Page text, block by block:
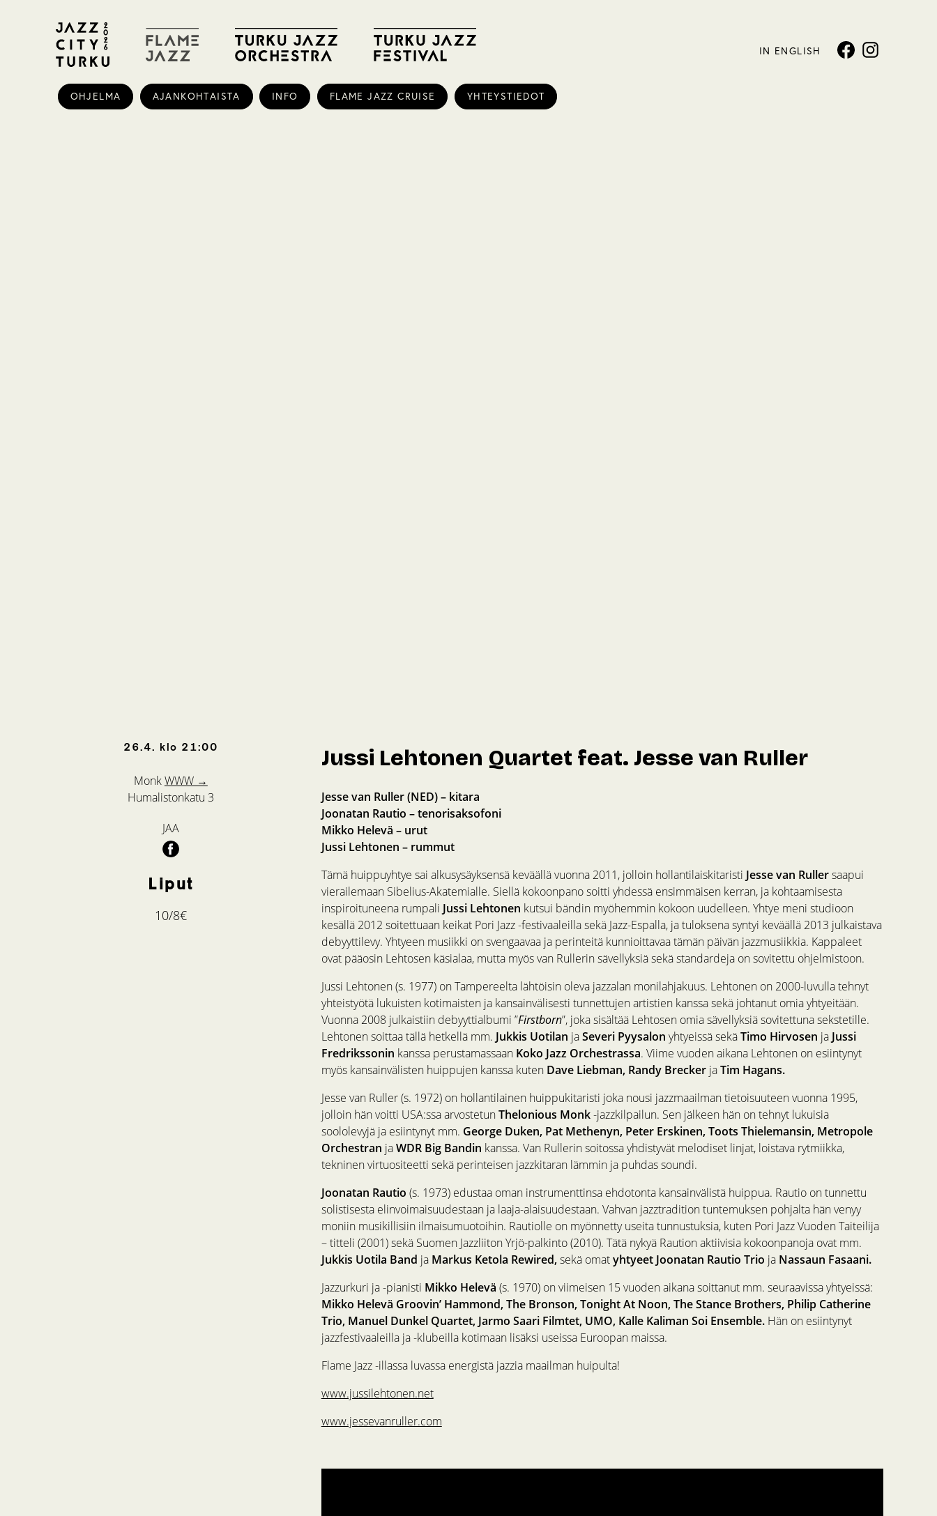
IN ENGLISH
OHJELMA AJANKOHTAISTA INFO FLAME JAZZ CRUISE YHTEYSTIEDOT
26.4. klo 21:00
MonkWWW →
Humalistonkatu 3
JAA
Liput
10/8€
Jussi Lehtonen Quartet feat. Jesse van Ruller
Jesse van Ruller (NED) – kitara
Joonatan Rautio – tenorisaksofoni
Mikko Helevä – urut
Jussi Lehtonen – rummut
Tämä huippuyhtye sai alkusysäyksensä keväällä vuonna 2011, jolloin hollantilaiskitaristi Jesse van Rullersaapui
vierailemaan Sibelius-Akatemialle. Siellä kokoonpano soitti yhdessä ensimmäisen kerran, ja kohtaamisesta
inspiroituneena rumpali Jussi Lehtonen kutsui bändin myöhemmin kokoon uudelleen. Yhtye meni studioon
kesällä 2012 soitettuaan keikat Pori Jazz -festivaaleilla sekä Jazz-Espalla, ja tuloksena syntyi keväällä 2013 julkaistava
debyyttilevy. Yhtyeen musiikki on svengaavaa ja perinteitä kunnioittavaa tämän päivän jazzmusiikkia. Kappaleet
ovat pääosin Lehtosen käsialaa, mutta myös van Rullerin sävellyksiä sekä standardeja on sovitettu ohjelmistoon.
Jussi Lehtonen (s. 1977) on Tampereelta lähtöisin oleva jazzalan monilahjakuus. Lehtonen on 2000-luvulla tehnyt
yhteistyötä lukuisten kotimaisten ja kansainvälisesti tunnettujen artistien kanssa sekä johtanut omia yhtyeitään.
Vuonna 2008 julkaistiin debyyttialbumi ”Firstborn”, joka sisältää Lehtosen omia sävellyksiä sovitettuna sekstetille.
Lehtonen soittaa tällä hetkellä mm. Jukkis Uotilan jaSeveri Pyysalon yhtyeissä sekäTimo Hirvosen jaJussi
Fredrikssonin kanssa perustamassaan Koko Jazz Orchestrassa. Viime vuoden aikana Lehtonen on esiintynyt
myös kansainvälisten huippujen kanssa kuten Dave Liebman, Randy Brecker jaTim Hagans.
Jesse van Ruller (s. 1972) on hollantilainen huippukitaristi joka nousi jazzmaailman tietoisuuteen vuonna 1995,
jolloin hän voitti USA:ssa arvostetunThelonious Monk-jazzkilpailun. Sen jälkeen hän on tehnyt lukuisia
soololevyjä ja esiintynyt mm. George Duken, Pat Methenyn, Peter Erskinen, Toots Thielemansin, Metropole
Orchestran jaWDR Big Bandin kanssa. Van Rullerin soitossa yhdistyvät melodiset linjat, loistava rytmiikka,
tekninen virtuositeetti sekä perinteisen jazzkitaran lämmin ja puhdas soundi.
Joonatan Rautio (s. 1973) edustaa oman instrumenttinsa ehdotonta kansainvälistä huippua. Rautio on tunnettu
solistisesta elinvoimaisuudestaan ja laaja-alaisuudestaan. Vahvan jazztradition tuntemuksen pohjalta hän venyy
moniin musikillisiin ilmaisumuotoihin. Rautiolle on myönnetty useita tunnustuksia, kuten Pori Jazz Vuoden Taiteilija
– titteli (2001) sekä Suomen Jazzliiton Yrjö-palkinto (2010). Tätä nykyä Raution aktiivisia kokoonpanoja ovat mm.
Jukkis Uotila Band jaMarkus Ketola Rewired,sekä omatyhtyeet Joonatan Rautio Trio jaNassaun Fasaani.
Jazzurkuri ja -pianisti Mikko Helevä (s. 1970) on viimeisen 15 vuoden aikana soittanut mm. seuraavissa yhtyeissä:
Mikko Helevä Groovin’ Hammond, The Bronson, Tonight At Noon, The Stance Brothers, Philip Catherine
Trio, Manuel Dunkel Quartet, Jarmo Saari Filmtet, UMO, Kalle Kaliman Soi Ensemble.Hän on esiintynyt
jazzfestivaaleilla ja -klubeilla kotimaan lisäksi useissa Euroopan maissa.
Flame Jazz -illassa luvassa energistä jazzia maailman huipulta!
www.jussilehtonen.net
www.jessevanruller.com